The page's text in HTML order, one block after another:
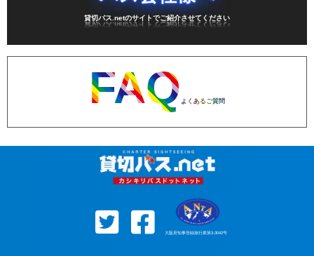
貸切バス.netのサイトでご紹介させてください
FAQ よくあるご質問
大阪府知事登録旅行業第3-3042号